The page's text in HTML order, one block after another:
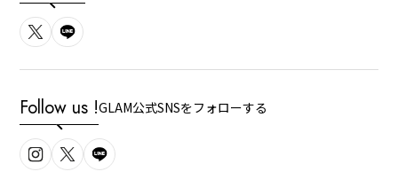
Follow us !GLAM公式SNSをフォローする